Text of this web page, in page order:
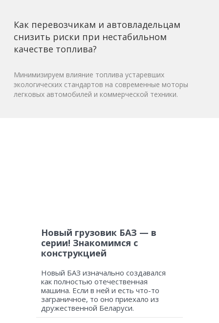
Как перевозчикам и автовладельцам
снизить риски при нестабильном
качестве топлива?
Минимизируем влияние топлива устаревших
экологических стандартов на современные моторы
легковых автомобилей и коммерческой техники.
Новый грузовик БАЗ — в
серии! Знакомимся с
конструкцией
Новый БАЗ изначально создавался
как полностью отечественная
машина. Если в ней и есть что-то
заграничное, то оно приехало из
дружественной Беларуси.